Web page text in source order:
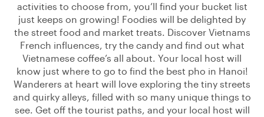
activities to choose from, you’ll find your bucket list
just keeps on growing! Foodies will be delighted by
the street food and market treats. Discover Vietnams
French influences, try the candy and find out what
Vietnamese coffee’s all about. Your local host will
know just where to go to find the best pho in Hanoi!
Wanderers at heart will love exploring the tiny streets
and quirky alleys, filled with so many unique things to
see. Get off the tourist paths, and your local host will